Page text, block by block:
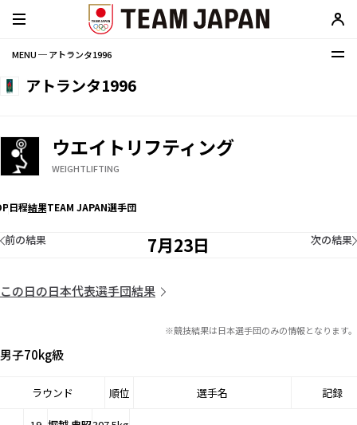
MENU ─ アトランタ1996
アトランタ1996
ウエイトリフティング
WEIGHTLIFTING
日程結果TEAM JAPAN選手団
7月23日
前の結果 次の結果
この日の日本代表選手団結果
※競技結果は日本選手団のみの情報となります。
男子70kg級
ラウンド 順位 選手名 記録